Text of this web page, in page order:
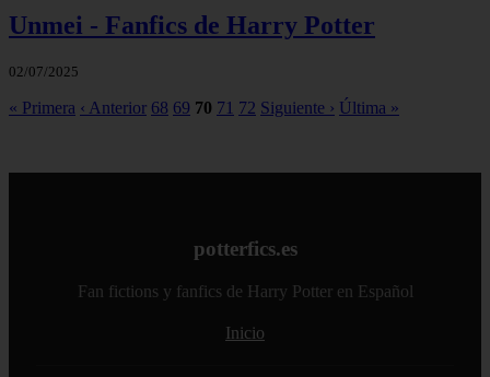
Unmei - Fanfics de Harry Potter
02/07/2025
« Primera ‹ Anterior 68 69 70 71 72 Siguiente › Última »
potterfics.es
Fan fictions y fanfics de Harry Potter en Español
Inicio